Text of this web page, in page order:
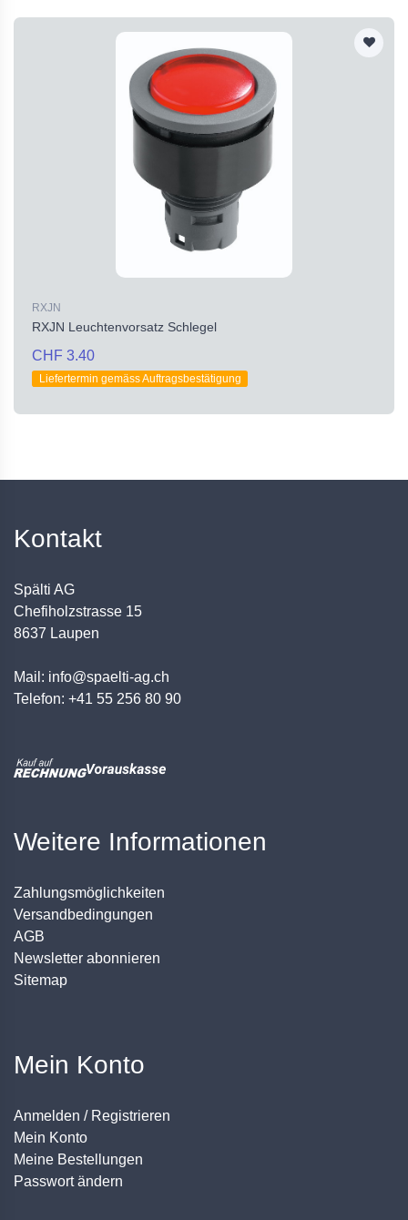
RXJN
RXJN Leuchtenvorsatz Schlegel
CHF 3.40
Liefertermin gemäss Auftragsbestätigung
Kontakt
Spälti AG
Chefiholzstrasse 15
8637 Laupen
Mail: info@spaelti-ag.ch
Telefon: +41 55 256 80 90
Weitere Informationen
Zahlungsmöglichkeiten
Versandbedingungen
AGB
Newsletter abonnieren
Sitemap
Mein Konto
Anmelden / Registrieren
Mein Konto
Meine Bestellungen
Passwort ändern